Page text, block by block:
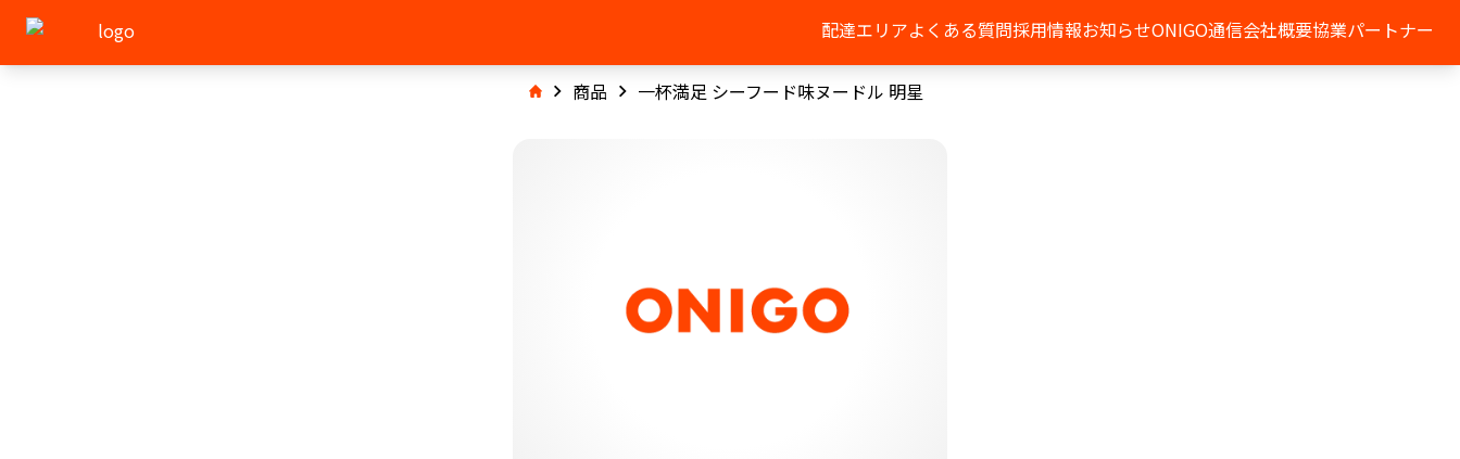
配達エリアよくある質問採用情報お知らせONIGO通信会社概要協業パートナー
商品 一杯満足 シーフード味ヌードル 明星